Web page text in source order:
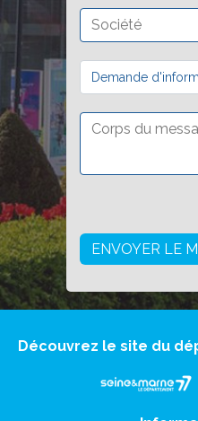
Découvrez le site du